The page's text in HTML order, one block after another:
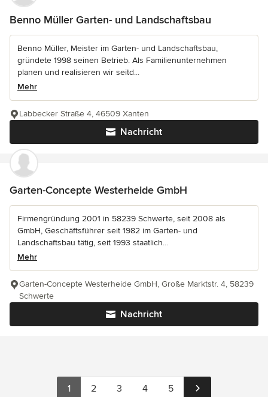
Benno Müller Garten- und Landschaftsbau
Benno Müller, Meister im Garten- und Landschaftsbau,
gründete 1998 seinen Betrieb. Als Familienunternehmen
planen und realisieren wir seitd...
Mehr
Nachricht
Labbecker Straße 4, 46509 Xanten
Garten-Concepte Westerheide GmbH
Firmengründung 2001 in 58239 Schwerte, seit 2008 als
GmbH, Geschäftsführer seit 1982 im Garten- und
Landschaftsbau tätig, seit 1993 staatlich...
Mehr
Nachricht
Garten-Concepte Westerheide GmbH, Große Marktstr. 4, 58239
Schwerte
1 2 3 4 5